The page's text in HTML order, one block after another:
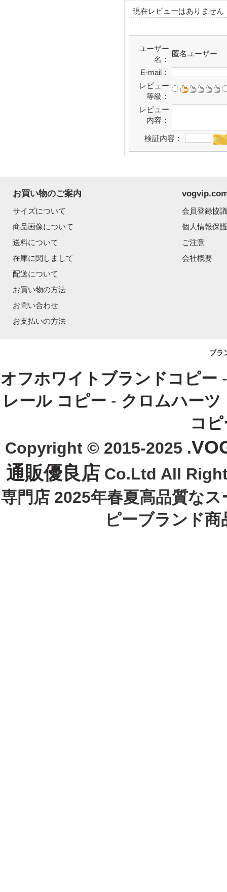
現在レビューはありません
ユーザー
名：
匿名ユーザー
E-mail：
レビュー
等級：
レビュー
内容：
検証内容：
お買い物のご案内
サイズについて
商品画像について
送料について
在庫に関しまして
配送について
お買い物の方法
お問い合わせ
お支払いの方法
会員登録協
個人情報保
ご注意
会社概要
ブラ
オフホワイトブランドコピー
レール コピー - クロムハーツ
コ
Copyright © 2015-2025 .
通販優良店 Co.Ltd All
専門店 2025年春夏高品質な
ピーブランド